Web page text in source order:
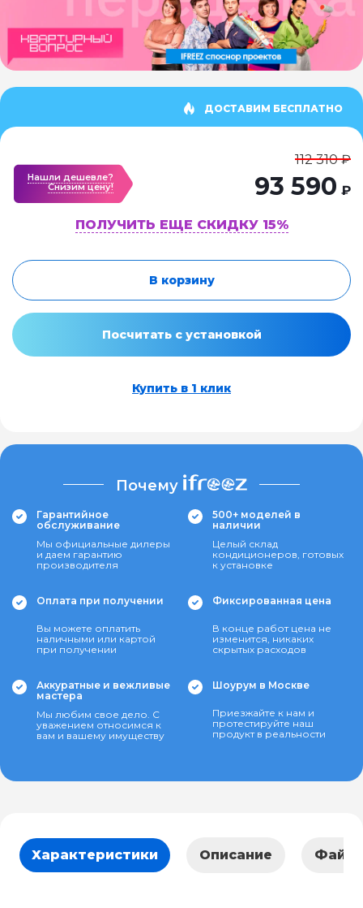
ДОСТАВИМ БЕСПЛАТНО
Нашли дешевле?
Cнизим цену!
112 310 ₽
93 590 ₽
ПОЛУЧИТЬ ЕЩЕ СКИДКУ 15%
В корзину
Посчитать с установкой
Купить в 1 клик
Почему
Гарантийное
обслуживание
Мы официальные дилеры
и даем гарантию
производителя
500+ моделей в
наличии
Целый склад
кондиционеров, готовых
к установке
Оплата при получении
Вы можете оплатить
наличными или картой
при получении
Фиксированная цена
В конце работ цена не
изменится, никаких
скрытых расходов
Аккуратные и вежливые
мастера
Мы любим свое дело. С
уважением относимся к
вам и вашему имуществу
Шоурум в Москве
Приезжайте к нам и
протестируйте наш
продукт в реальности
Характеристики Описание